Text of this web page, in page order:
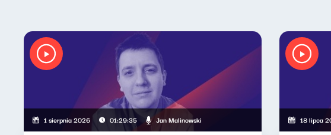
1 sierpnia 2026 01:29:35 Jan Malinowski 18 lipca